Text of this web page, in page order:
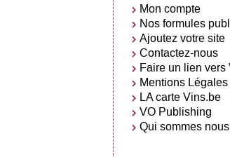
Mon compte
Nos formules
Ajoutez votre site
Contactez-nous
Faire un lien vers
Mentions Légales
LA carte Vins.be
VO Publishing
Qui sommes